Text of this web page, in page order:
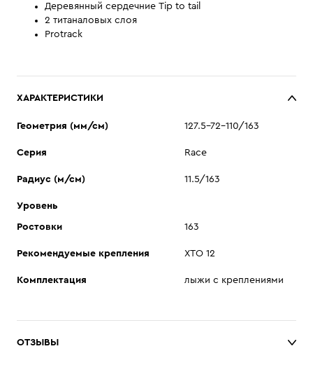
Деревянный сердечние Tip to tail
2 титаналовых слоя
Protrack
ХАРАКТЕРИСТИКИ
Геометрия (мм/см) 127.5-72-110/163
Серия Race
Радиус (м/см) 11.5/163
Уровень
Ростовки 163
Рекомендуемые крепления XTO 12
Комплектация лыжи с креплениями
ОТЗЫВЫ